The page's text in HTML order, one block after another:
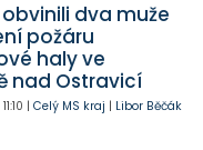
dva muže
požáru
haly ve
nad Ostravicí
11:10 | Celý MS kraj | Libor Běčák